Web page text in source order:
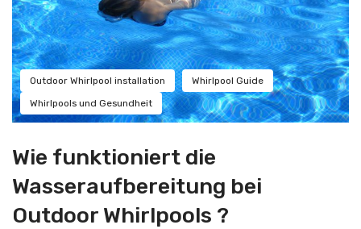
Outdoor Whirlpool installation
Whirlpool Guide
Whirlpools und Gesundheit
Wie funktioniert die
Wasseraufbereitung bei
Outdoor Whirlpools ?